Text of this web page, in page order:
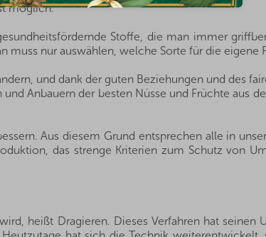
möglich.
Stoffe, die man immer
muss nur auswählen, welche Sorte für die eigene
und dank der guten Beziehungen und des
Anbauern der besten Nüsse und Früchte aus
Aus diesem Grund entsprechen alle in
das strenge Kriterien zum Schutz von
heißt Dragieren. Dieses Verfahren hat seinen